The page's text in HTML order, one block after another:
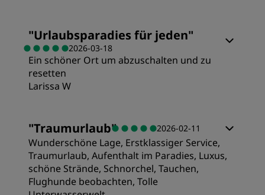
Lage
Sauberkeit
Preis/Leistung
Lage
Sauberkeit
"Urlaubsparadies für jeden"
2026-03-18
Ein schöner Ort um abzuschalten und zu
resetten
Larissa W
"Traumurlaub" 2026-02-11
Wunderschöne Lage, Erstklassiger Service,
Traumurlaub, Aufenthalt im Paradies, Luxus,
schöne Strände, Schnorchel, Tauchen,
Flughunde beobachten, Tolle